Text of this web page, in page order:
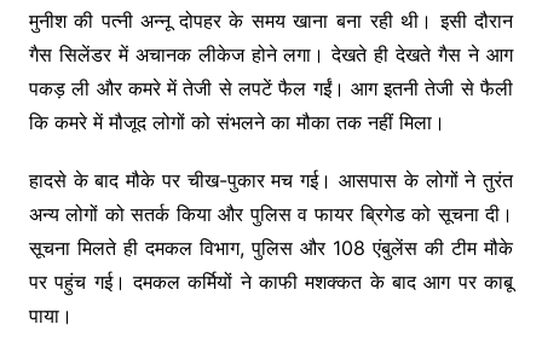
मुनीश की पत्नी अन्नू दोपहर के समय खाना बना रही थी। इसी दौरान
गैस सिलेंडर में अचानक लीकेज होने लगा। देखते ही देखते गैस ने आग
पकड़ ली और कमरे में तेजी से लपटें फैल गईं। आग इतनी तेजी से फैली
कि कमरे में मौजूद लोगों को संभलने का मौका तक नहीं मिला।
हादसे के बाद मौके पर चीख-पुकार मच गई। आसपास के लोगों ने तुरंत
अन्य लोगों को सतर्क किया और पुलिस व फायर ब्रिगेड को सूचना दी।
सूचना मिलते ही दमकल विभाग, पुलिस और 108 एंबुलेंस की टीम मौके
पर पहुंच गई। दमकल कर्मियों ने काफी मशक्कत के बाद आग पर काबू
पाया।